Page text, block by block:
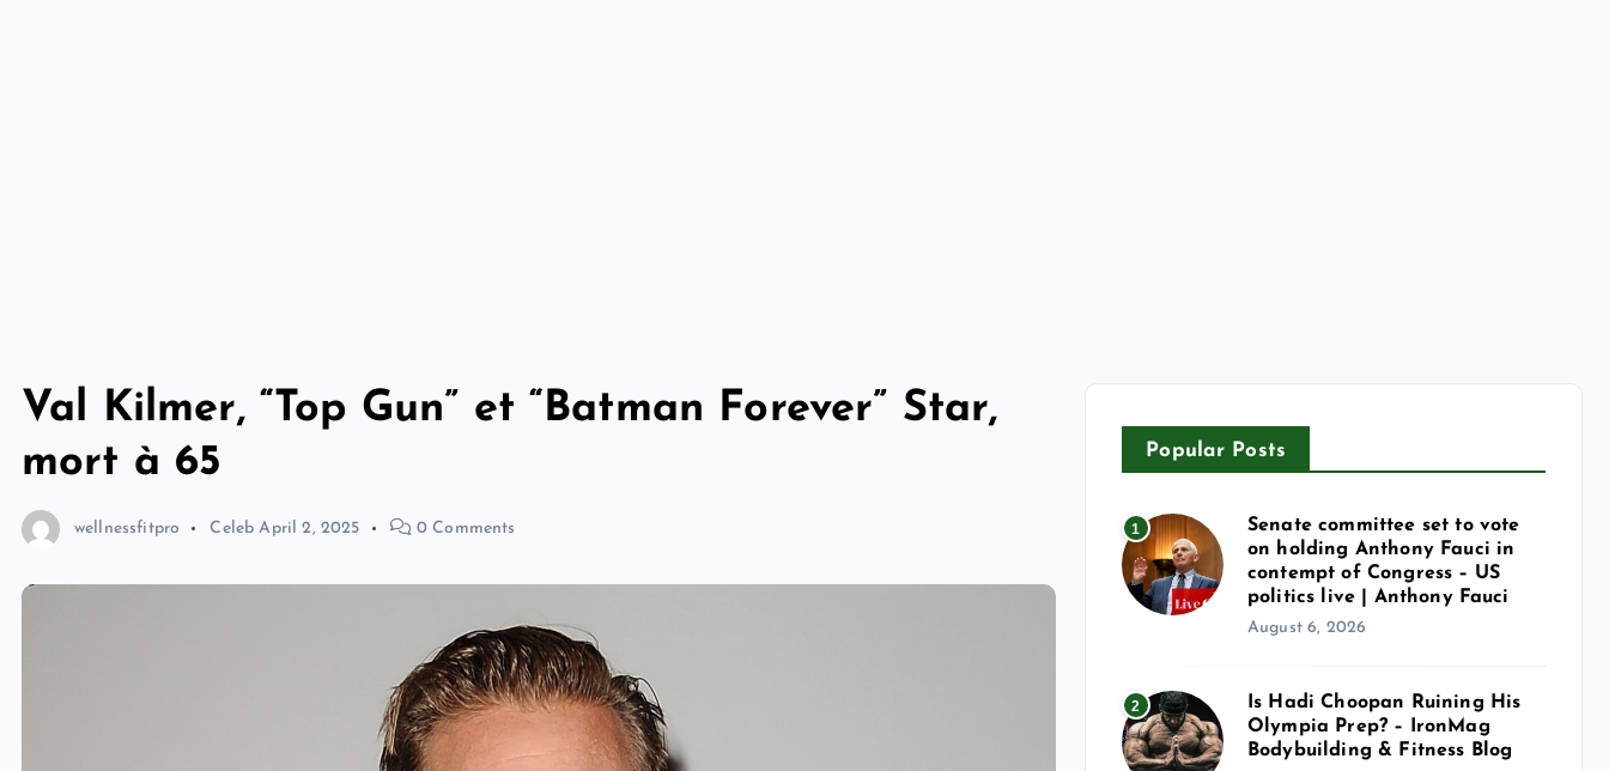
Val Kilmer, “Top Gun” et “Batman Forever” Star,
mort à 65
wellnessfitpro Celeb April 2, 2025 0 Comments
Popular Posts
1
Senate committee set to vote
on holding Anthony Fauci in
contempt of Congress – US
politics live | Anthony Fauci
August 6, 2026
2
Is Hadi Choopan Ruining His
Olympia Prep? – IronMag
Bodybuilding & Fitness Blog